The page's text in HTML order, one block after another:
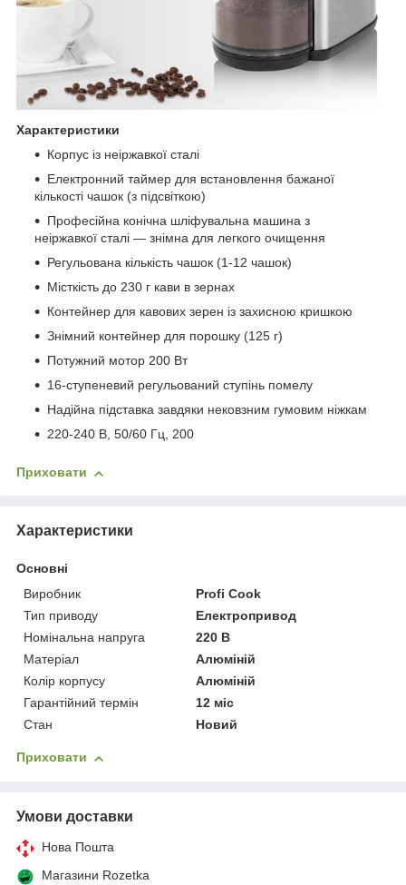
Характеристики
Корпус із неіржавкої сталі
Електронний таймер для встановлення бажаної
кількості чашок (з підсвіткою)
Професійна конічна шліфувальна машина з
неіржавкої сталі — знімна для легкого очищення
Регульована кількість чашок (1-12 чашок)
Місткість до 230 г кави в зернах
Контейнер для кавових зерен із захисною кришкою
Знімний контейнер для порошку (125 г)
Потужний мотор 200 Вт
16-ступеневий регульований ступінь помелу
Надійна підставка завдяки нековзним гумовим ніжкам
220-240 В, 50/60 Гц, 200
Приховати
Характеристики
Основні
Виробник
Profi Cook
Тип приводу
Електропривод
Номінальна напруга
220 В
Матеріал
Алюміній
Колір корпусу
Алюміній
Гарантійний термін
12 міс
Стан
Новий
Приховати
Умови доставки
Нова Пошта
Магазини Rozetka